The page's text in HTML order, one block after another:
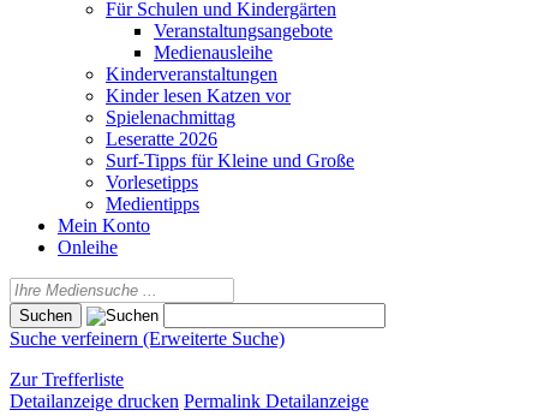
Für Schulen und Kindergärten
Veranstaltungsangebote
Medienausleihe
Kinderveranstaltungen
Kinder lesen Katzen vor
Spielenachmittag
Leseratte 2026
Surf-Tipps für Kleine und Große
Vorlesetipps
Medientipps
Mein Konto
Onleihe
Suche verfeinern (Erweiterte Suche)
Zur Trefferliste
Detailanzeige drucken Permalink Detailanzeige